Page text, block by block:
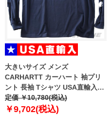
大きいサイズ メンズ
CARHARTT カーハート 袖プリ
ント 長袖 Tシャツ USA直輸入
k231
定価 ￥10,780(税込)
￥9,702(税込)